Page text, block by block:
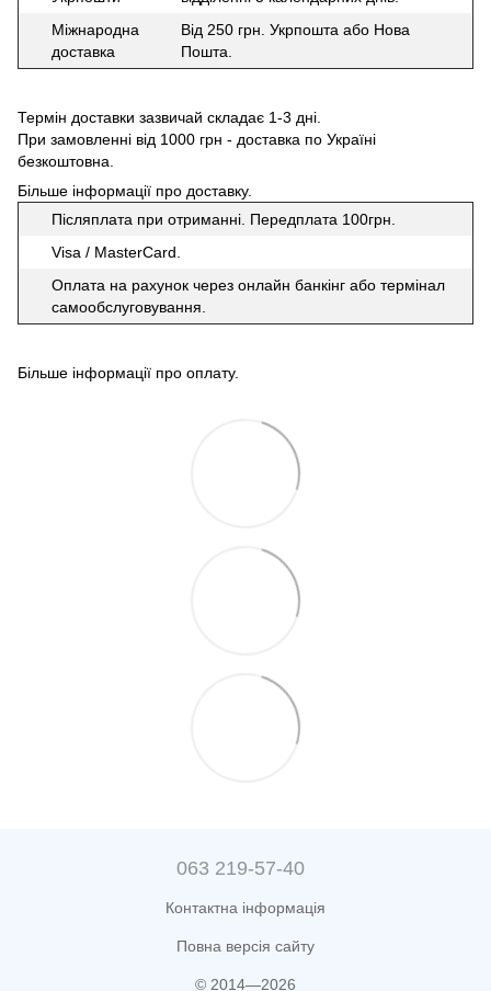
Міжнародна
доставка
Від 250 грн. Укрпошта або Нова
Пошта.
Термін доставки зазвичай складає 1-3 дні.
При замовленні від 1000 грн - доставка по Україні
безкоштовна.
Більше інформації про доставку.
Післяплата при отриманні. Передплата 100грн.
Visa / MasterCard.
Оплата на рахунок через онлайн банкінг або термінал
самообслуговування.
Більше інформації про оплату.
063 219-57-40
Контактна інформація
Повна версія сайту
© 2014—2026